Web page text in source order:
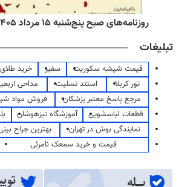
روزنامه‌های صبح پنج‌شنبه ۱۵ مرداد ۱۴۰۵
تبلیغات
قیمت شیشه سکوریت سفیر خرید
تور کربلا
استند تسلیت مداحی
مرجع پاسخ معتبر پزشکان
فروش مواد
قطعات لباسشویی
آموزشگاه تیزهوشان
نمایندگی بوش در تهران
بهترین جراح
قیمت و خرید سمعک نامرئی